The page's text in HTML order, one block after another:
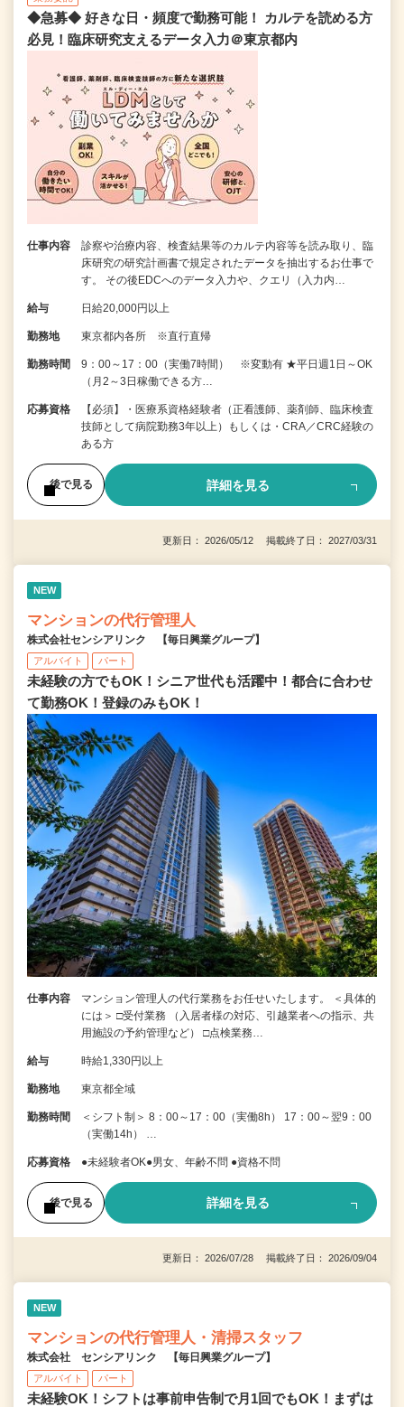
◆急募◆ 好きな日・頻度で勤務可能！ カルテを読める方
必見！臨床研究支えるデータ入力＠東京都内
仕事内容
診察や治療内容、検査結果等のカルテ内容等を読み取り、臨
床研究の研究計画書で規定されたデータを抽出するお仕事で
す。 その後EDCへのデータ入力や、クエリ（入力内…
給与 日給20,000円以上
勤務地 東京都内各所 ※直行直帰
勤務時間
9：00～17：00（実働7時間） ※変動有 ★平日週1日～OK
（月2～3日稼働できる方…
応募資格
【必須】・医療系資格経験者（正看護師、薬剤師、臨床検査
技師として病院勤務3年以上）もしくは・CRA／CRC経験の
ある方
後で見る 詳細を見る
更新日： 2026/05/12 掲載終了日： 2027/03/31
NEW
マンションの代行管理人
株式会社センシアリンク 【毎日興業グループ】
アルバイト パート
未経験の方でもOK！シニア世代も活躍中！都合に合わせ
て勤務OK！登録のみもOK！
仕事内容
マンション管理人の代行業務をお任せいたします。 ＜具体的
には＞ □受付業務 （入居者様の対応、引越業者への指示、共
用施設の予約管理など） □点検業務…
給与 時給1,330円以上
勤務地 東京都全域
勤務時間
＜シフト制＞ 8：00～17：00（実働8h） 17：00～翌9：00
（実働14h） …
応募資格 ●未経験者OK●男女、年齢不問 ●資格不問
後で見る 詳細を見る
更新日： 2026/07/28 掲載終了日： 2026/09/04
NEW
マンションの代行管理人・清掃スタッフ
株式会社 センシアリンク 【毎日興業グループ】
アルバイト パート
未経験OK！シフトは事前申告制で月1回でもOK！まずは